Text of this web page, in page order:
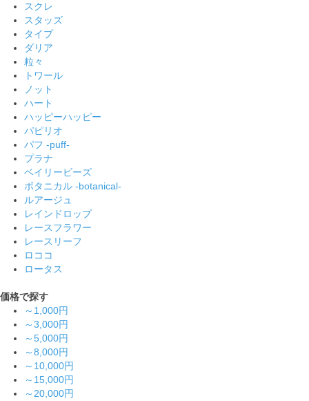
スクレ
スタッズ
タイプ
ダリア
粒々
トワール
ノット
ハート
ハッピーハッピー
パピリオ
パフ -puff-
プラナ
ベイリービーズ
ボタニカル -botanical-
ルアージュ
レインドロップ
レースフラワー
レースリーフ
ロココ
ロータス
価格で探す
～1,000円
～3,000円
～5,000円
～8,000円
～10,000円
～15,000円
～20,000円